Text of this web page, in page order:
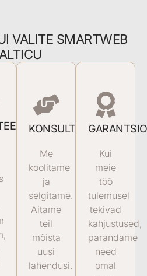
VALITE SMARTWEB
KONSULTEERIMINE
Me
koolitame
ja
selgitame.
Aitame
teil
mõista
uusi
lahendusi.
Kui
meie
töö
tulemusel
tekivad
kahjustused,
parandame
need
omal